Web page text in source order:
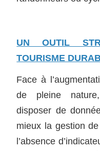
UN OUTIL
TOURISME
Face à
de pleine
disposer de
mieux la gestion
l’absence